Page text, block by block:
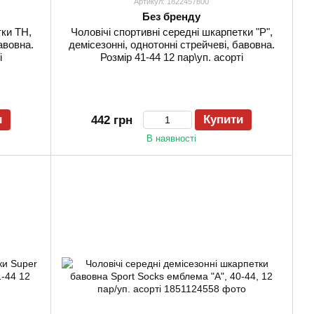
ТН,
Без бренду
Чоловічі спортивні середні шкарпетки "Р",
демісезонні, однотонні стрейчеві, бавовна.
Розмір 41-44 12 пар\уп. асорті
442 грн Купити
В наявності